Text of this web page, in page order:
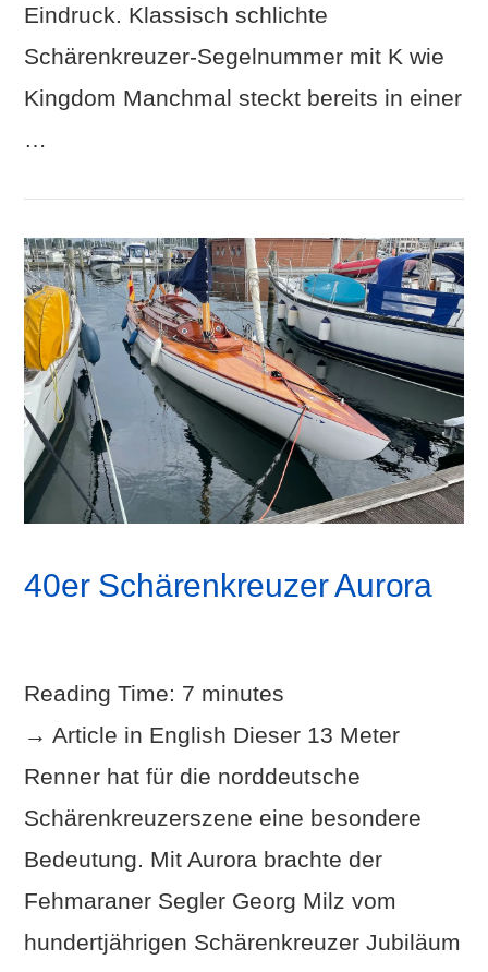
Eindruck. Klassisch schlichte
Schärenkreuzer-Segelnummer mit K wie
Kingdom Manchmal steckt bereits in einer
…
VIEW POST
40er Schärenkreuzer Aurora
Reading Time: 7 minutes
→ Article in English Dieser 13 Meter
Renner hat für die norddeutsche
Schärenkreuzerszene eine besondere
Bedeutung. Mit Aurora brachte der
Fehmaraner Segler Georg Milz vom
hundertjährigen Schärenkreuzer Jubiläum